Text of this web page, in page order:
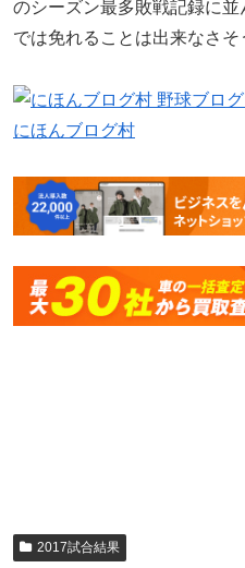
のシーズン最多敗戦記録に
では免れることは出来なさそ
にほんブログ村
2017試合結果